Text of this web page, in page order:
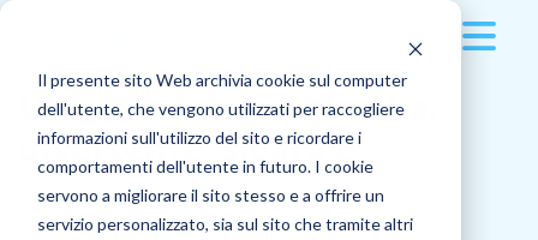
Il presente sito Web archivia cookie sul computer
dell'utente, che vengono utilizzati per raccogliere
informazioni sull'utilizzo del sito e ricordare i
comportamenti dell'utente in futuro. I cookie
servono a migliorare il sito stesso e a offrire un
servizio personalizzato, sia sul sito che tramite altri
Soluzione
Multidevice
Applicazioni
Clienti
Referenze dei clienti
Prezzi
Una soluzione inclusiva,
divertente, sicura e
facile dausare